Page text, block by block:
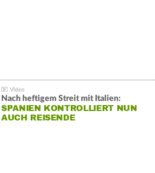
Nach heftigem Streit mit Italien:
SPANIEN KONTROLLIERT NUN
AUCH REISENDE